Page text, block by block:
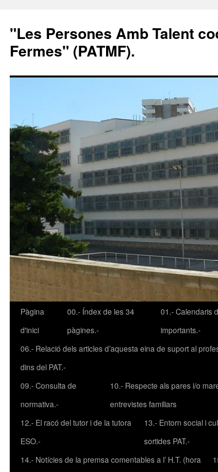
"Les Persones Amb Talent
Fermes" (PATMF).
Vés
contingut
Pàgina
d'inici
00.- Índex de les 34
pàgines.-
01.- Calendaris
importants.-
06.- Relació dels articles d’aquesta eina de suport al
dins del PAT.-
09.- Consulta de
normativa.-
10.- Respecte als pares i/o
entrevistes familiars
12.- El racó del tutor i de la tutora
ESO.-
13.- Entorn social i
sortides PAT.-
14.- Notícies de la premsa comentables a l’ H.T. (hora